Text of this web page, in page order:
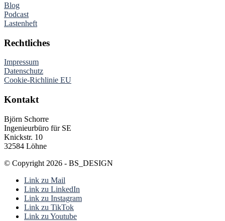
Blog
Podcast
Lastenheft
Rechtliches
Impressum
Datenschutz
Cookie-Richlinie EU
Kontakt
Björn Schorre
Ingenieurbüro für SE
Knickstr. 10
32584 Löhne
© Copyright 2026 - BS_DESIGN
Link zu Mail
Link zu LinkedIn
Link zu Instagram
Link zu TikTok
Link zu Youtube